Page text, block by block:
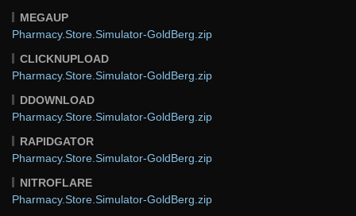
MEGAUP
Pharmacy.Store.Simulator-GoldBerg.zip
CLICKNUPLOAD
Pharmacy.Store.Simulator-GoldBerg.zip
DDOWNLOAD
Pharmacy.Store.Simulator-GoldBerg.zip
RAPIDGATOR
Pharmacy.Store.Simulator-GoldBerg.zip
NITROFLARE
Pharmacy.Store.Simulator-GoldBerg.zip